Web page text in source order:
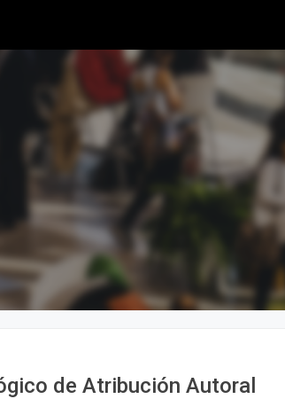
de Atribución Autoral